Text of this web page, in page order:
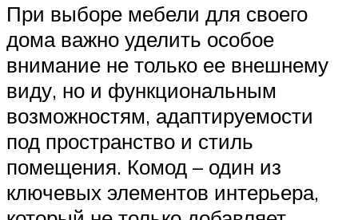
При выборе мебели для своего
дома важно уделить особое
внимание не только ее внешнему
виду, но и функциональным
возможностям, адаптируемости
под пространство и стиль
помещения. Комод – один из
ключевых элементов интерьера,